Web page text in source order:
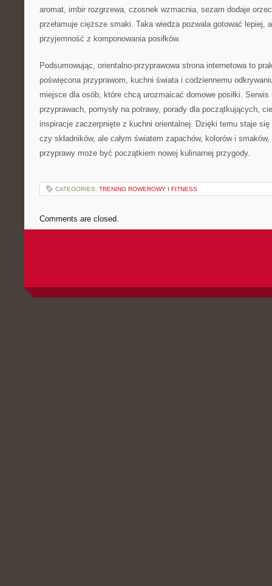
aromat, imbir rozgrzewa, czosnek wzmacnia, sezam dodaje
przełamuje cięższe smaki. Taka wiedza pozwala gotować lepiej,
przyjemność z komponowania posiłków.
Podsumowując, orientalno-przyprawowa strona internetowa to
poświęcona przyprawom, kuchni świata i codziennemu
miejsce dla osób, które chcą urozmaicać domowe posiłki. Serwis
przyprawach, pomysły na potrawy, porady dla początkujących,
inspiracje zaczerpnięte z kuchni orientalnej. Dzięki temu staje
czy składników, ale całym światem zapachów, kolorów i
przyprawy może być początkiem nowej kulinarnej przygody.
CATEGORIES: TRENING ROWEROWY I FITNESS
Comments are closed.